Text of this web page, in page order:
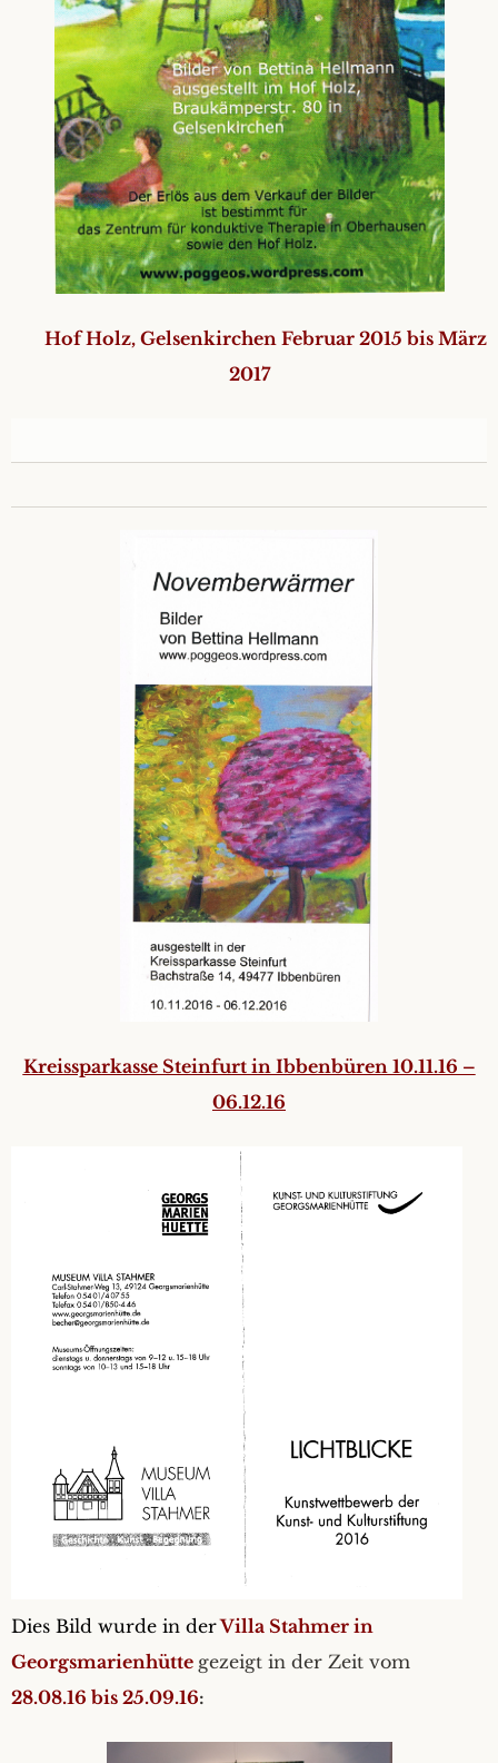
Hof Holz, Gelsenkirchen Februar 2015 bis März
2017
Kreissparkasse Steinfurt in Ibbenbüren 10.11.16 –
06.12.16
Dies Bild wurde in derVilla Stahmer in
Georgsmarienhütte gezeigt in der Zeit vom
28.08.16 bis 25.09.16: